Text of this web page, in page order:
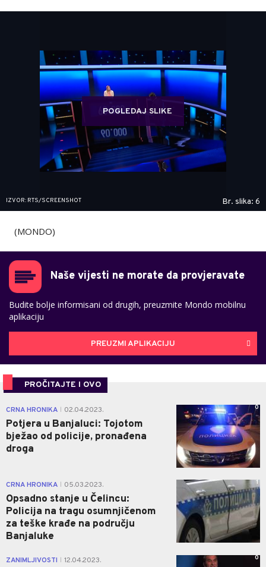
POGLEDAJ SLIKE
IZVOR: RTS/SCREENSHOT Br. slika: 6
(MONDO)
Naše vijesti ne morate da provjeravate
Budite bolje informisani od drugih, preuzmite Mondo mobilnu
aplikaciju
PREUZMI APLIKACIJU
PROČITAJTE I OVO
CRNA HRONIKA 02.04.2023.
Potjera u Banjaluci: Tojotom
bježao od policije, pronađena
droga
0
CRNA HRONIKA 05.03.2023.
Opsadno stanje u Čelincu:
Policija na tragu osumnjičenom
za teške krađe na području
Banjaluke
1
ZANIMLJIVOSTI 12.04.2023. 0